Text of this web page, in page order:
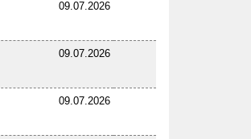
09.07.2026
09.07.2026
09.07.2026